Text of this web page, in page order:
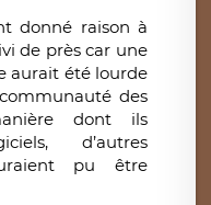
donné raison à
de près car une
aurait été lourde
des
dont ils
d’autres
pu être